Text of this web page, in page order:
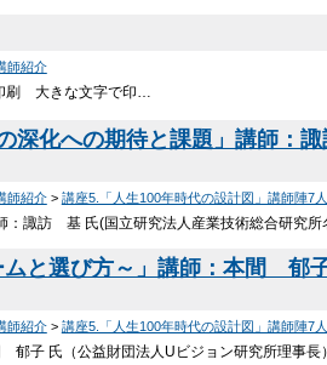
師紹介
刷 大きな文字で印…
深化への期待と課題」講師：
師紹介> 講座5.「人生100年時代の設計図」講師陣7人
：諏訪 基 氏(国立研究法人産業技術総合研究
と選び方～」講師：本間 郁
師紹介> 講座5.「人生100年時代の設計図」講師陣7人
郁子 氏（公益財団法人Uビジョン研究所理事